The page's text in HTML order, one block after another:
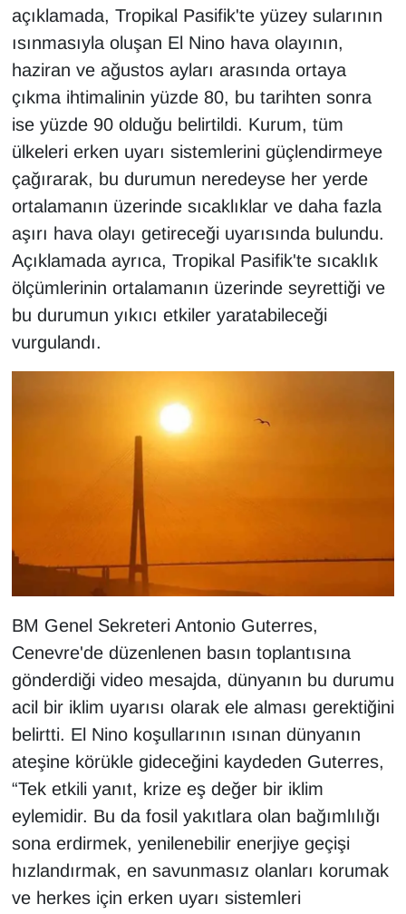
açıklamada, Tropikal Pasifik'te yüzey sularının
ısınmasıyla oluşan El Nino hava olayının,
haziran ve ağustos ayları arasında ortaya
çıkma ihtimalinin yüzde 80, bu tarihten sonra
ise yüzde 90 olduğu belirtildi. Kurum, tüm
ülkeleri erken uyarı sistemlerini güçlendirmeye
çağırarak, bu durumun neredeyse her yerde
ortalamanın üzerinde sıcaklıklar ve daha fazla
aşırı hava olayı getireceği uyarısında bulundu.
Açıklamada ayrıca, Tropikal Pasifik'te sıcaklık
ölçümlerinin ortalamanın üzerinde seyrettiği ve
bu durumun yıkıcı etkiler yaratabileceği
vurgulandı.
BM Genel Sekreteri Antonio Guterres,
Cenevre'de düzenlenen basın toplantısına
gönderdiği video mesajda, dünyanın bu durumu
acil bir iklim uyarısı olarak ele alması gerektiğini
belirtti. El Nino koşullarının ısınan dünyanın
ateşine körükle gideceğini kaydeden Guterres,
“Tek etkili yanıt, krize eş değer bir iklim
eylemidir. Bu da fosil yakıtlara olan bağımlılığı
sona erdirmek, yenilenebilir enerjiye geçişi
hızlandırmak, en savunmasız olanları korumak
ve herkes için erken uyarı sistemleri
Kadın
Kamu Alımları
Kim Kimdir?
Kültür & Sanat
KURDÎ
MAGAZİN
MEDYA
ONE EKONOMİ
Resmi İlanlar
RÖPORTAJ
Seri İlan
Sinema - TV
SİYASET
SPOR
TEBRİK
TEKNOLOJİ
Turizm
VAN'DA SPOR